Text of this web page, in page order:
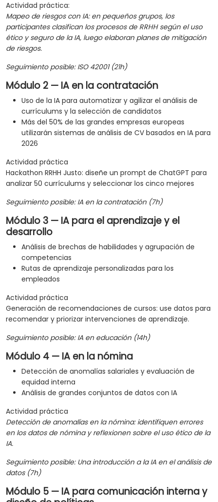
Actividad práctica:
Mapeo de riesgos con IA: en pequeños grupos, los
participantes clasifican los procesos de RRHH según el uso
ético y seguro de la IA, luego elaboran planes de mitigación
de riesgos.
Seguimiento posible: ISO 42001 (21h)
Módulo 2 — IA en la contratación
Uso de la IA para automatizar y agilizar el análisis de
currículums y la selección de candidatos
Más del 50% de las grandes empresas europeas
utilizarán sistemas de análisis de CV basados en IA para
2026
Actividad práctica
Hackathon RRHH Justo: diseñe un prompt de ChatGPT para
analizar 50 currículums y seleccionar los cinco mejores
Seguimiento posible: IA en la contratación (7h)
Módulo 3 — IA para el aprendizaje y el
desarrollo
Análisis de brechas de habilidades y agrupación de
competencias
Rutas de aprendizaje personalizadas para los
empleados
Actividad práctica
Generación de recomendaciones de cursos: use datos para
recomendar y priorizar intervenciones de aprendizaje.
Seguimiento posible: IA en educación (14h)
Módulo 4 — IA en la nómina
Detección de anomalías salariales y evaluación de
equidad interna
Análisis de grandes conjuntos de datos con IA
Actividad práctica
Detección de anomalías en la nómina: identifiquen errores
en los datos de nómina y reflexionen sobre el uso ético de la
IA.
Seguimiento posible: Una introducción a la IA en el análisis de
datos (7h)
Módulo 5 — IA para comunicación interna y